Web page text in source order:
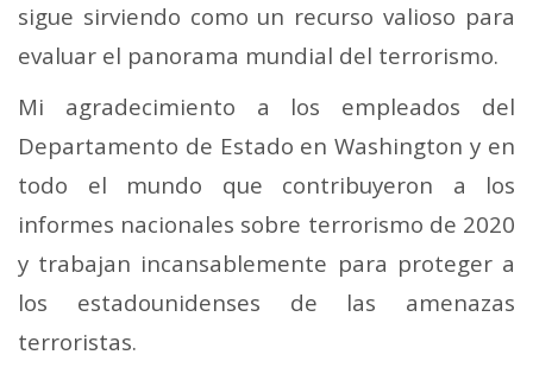
sigue sirviendo como un recurso valioso para
evaluar el panorama mundial del terrorismo.
Mi agradecimiento a los empleados del
Departamento de Estado en Washington y en
todo el mundo que contribuyeron a los
informes nacionales sobre terrorismo de 2020
y trabajan incansablemente para proteger a
los estadounidenses de las amenazas
terroristas.